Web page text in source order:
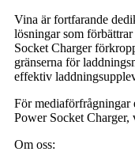
Vina är fortfarande
lösningar som
Socket Charger
gränserna för
effektiv
För
Power Socket Charger,
Om oss: